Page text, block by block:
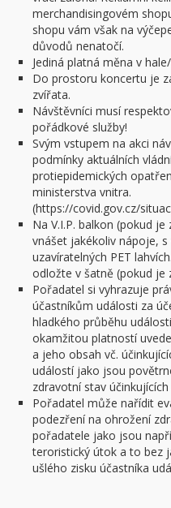
merchandisingovém
shopu vám však na
důvodů nenatočí.
Jediná platná měna v
Do prostoru koncertu je
zvířata.
Návštěvníci musí
pořádkové služby!
Svým vstupem na akci
podmínky aktuálních
protiepidemických
ministerstva vnitra.
(https://covid.gov.cz/
Na V.I.P. balkon (pokud
vnášet jakékoliv nápoje,
uzavíratelných PET
odložte v šatně (pokud je
Pořadatel si vyhrazuje
účastníkům události za
hladkého průběhu
okamžitou platností
a jeho obsah vč.
událostí jako jsou
zdravotní stav účinkujících
Pořadatel může nařídit
podezření na ohrožení
pořadatele jako jsou
teroristický útok a to bez
ušlého zisku účastníka